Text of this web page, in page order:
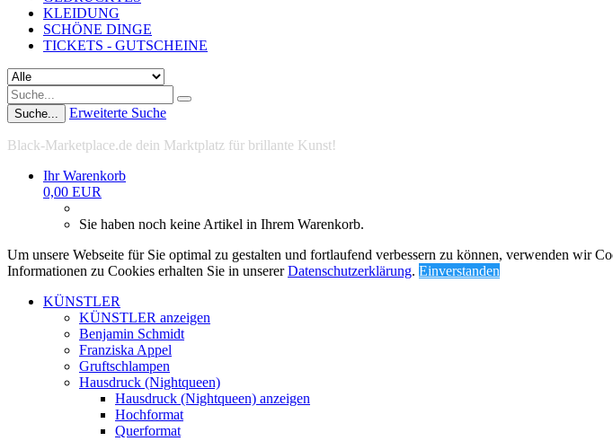
KLEIDUNG
SCHÖNE DINGE
TICKETS - GUTSCHEINE
Suche... Erweiterte Suche
Black-Marketplace.de dein Marktplatz für brillante Kunst!
Ihr Warenkorb
0,00 EUR
Sie haben noch keine Artikel in Ihrem Warenkorb.
Um unsere Webseite für Sie optimal zu gestalten und fortlaufend verbessern zu können, verwenden wir
Informationen zu Cookies erhalten Sie in unsererDatenschutzerklärung. Einverstanden
KÜNSTLER
KÜNSTLER anzeigen
Benjamin Schmidt
Franziska Appel
Gruftschlampen
Hausdruck (Nightqueen)
Hausdruck (Nightqueen) anzeigen
Hochformat
Querformat